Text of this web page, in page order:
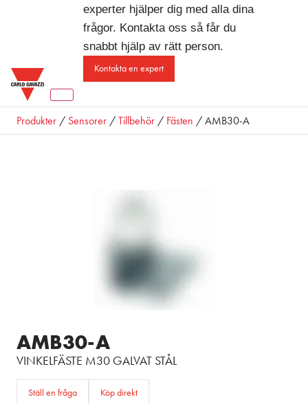
experter hjälper dig med alla dina
frågor. Kontakta oss så får du
snabbt hjälp av rätt person.
Kontakta en expert
Produkter / Sensorer / Tillbehör / Fästen / AMB30-A
AMB30-A
VINKELFÄSTE M30 GALVAT STÅL
Ställ en fråga Köp direkt